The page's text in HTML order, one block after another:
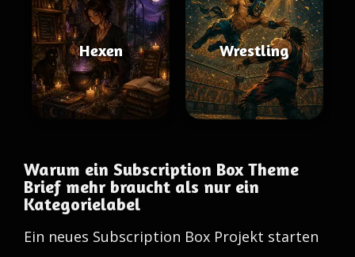
Hexen Wrestling
Warum ein Subscription Box Theme
Brief mehr braucht als nur ein
Kategorielabel
Ein neues Subscription Box Projekt starten